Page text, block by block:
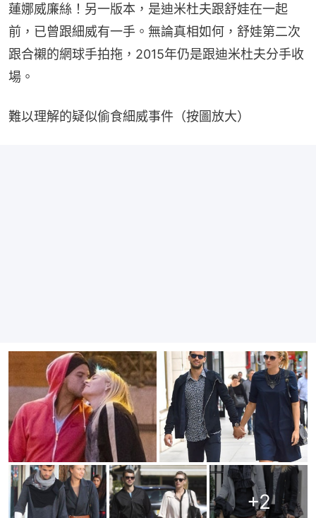
蓮娜威廉絲！另一版本，是迪米杜夫跟舒娃在一起
前，已曾跟細威有一手。無論真相如何，舒娃第二次
跟合襯的網球手拍拖，2015年仍是跟迪米杜夫分手收
場。
難以理解的疑似偷食細威事件（按圖放大）
+2